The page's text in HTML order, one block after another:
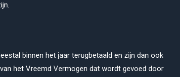
binnen het jaar terugbetaald en zijn dan ook
het Vreemd Vermogen dat wordt gevoed door